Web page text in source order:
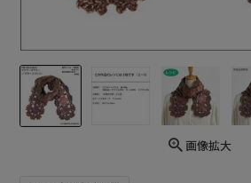
画像拡大